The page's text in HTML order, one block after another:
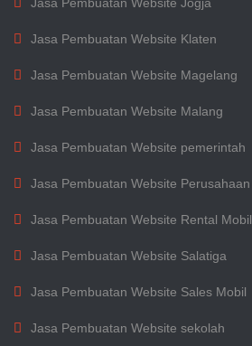
Jasa Pembuatan Website Klaten
Jasa Pembuatan Website Magelang
Jasa Pembuatan Website Malang
Jasa Pembuatan Website pemerintah
Jasa Pembuatan Website Perusahaan
Jasa Pembuatan Website Rental Mobil
Jasa Pembuatan Website Salatiga
Jasa Pembuatan Website Sales Mobil
Jasa Pembuatan Website sekolah